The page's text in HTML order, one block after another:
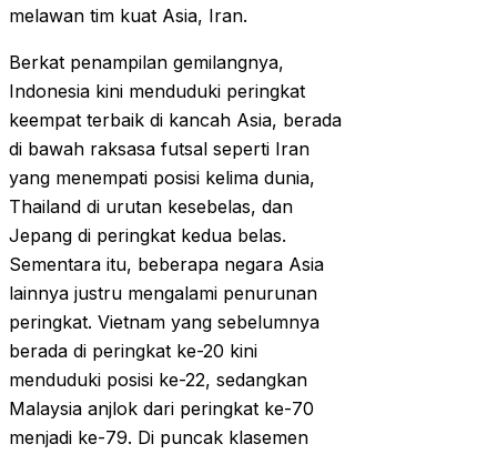
melawan tim kuat Asia, Iran.
Berkat penampilan gemilangnya,
Indonesia kini menduduki peringkat
keempat terbaik di kancah Asia, berada
di bawah raksasa futsal seperti Iran
yang menempati posisi kelima dunia,
Thailand di urutan kesebelas, dan
Jepang di peringkat kedua belas.
Sementara itu, beberapa negara Asia
lainnya justru mengalami penurunan
peringkat. Vietnam yang sebelumnya
berada di peringkat ke-20 kini
menduduki posisi ke-22, sedangkan
Malaysia anjlok dari peringkat ke-70
menjadi ke-79. Di puncak klasemen